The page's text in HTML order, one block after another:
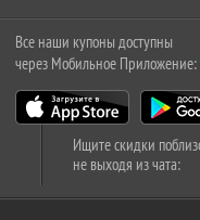
Все наши купоны доступны
через Мобильное Приложение:
Ищите скидки
не выходя из чата: